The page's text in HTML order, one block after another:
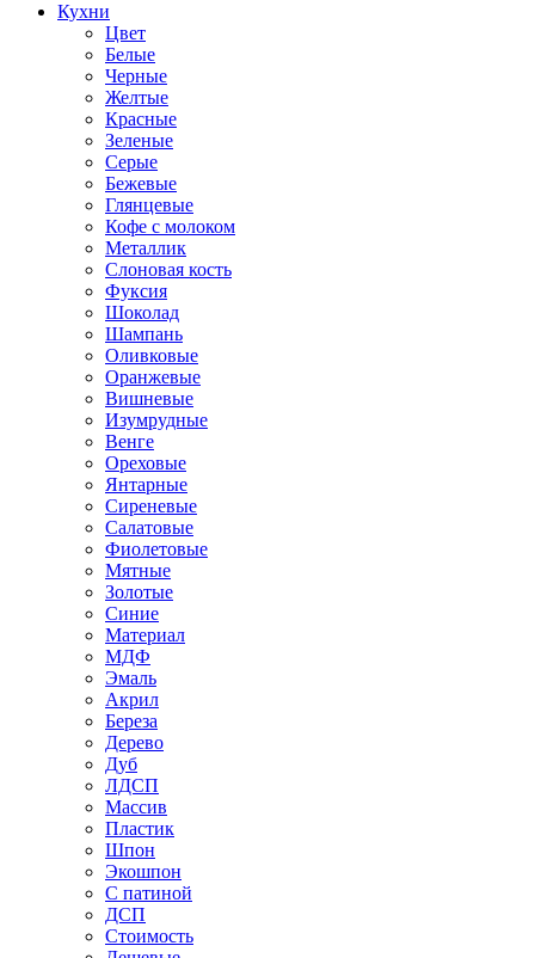
Кухни
Цвет
Белые
Черные
Желтые
Красные
Зеленые
Серые
Бежевые
Глянцевые
Кофе с молоком
Металлик
Слоновая кость
Фуксия
Шоколад
Шампань
Оливковые
Оранжевые
Вишневые
Изумрудные
Венге
Ореховые
Янтарные
Сиреневые
Салатовые
Фиолетовые
Мятные
Золотые
Синие
Материал
МДФ
Эмаль
Акрил
Береза
Дерево
Дуб
ЛДСП
Массив
Пластик
Шпон
Экошпон
С патиной
ДСП
Стоимость